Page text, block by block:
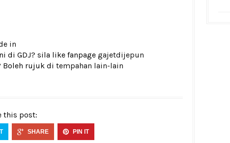
in
di GDJ? sila like fanpage gajetdijepun
Boleh rujuk di tempahan lain-lain
this post:
SHARE PIN IT